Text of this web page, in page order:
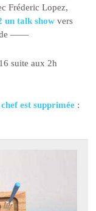
Fréderic Lopez,
un talk show vers
——
suite aux 2h
est supprimée :